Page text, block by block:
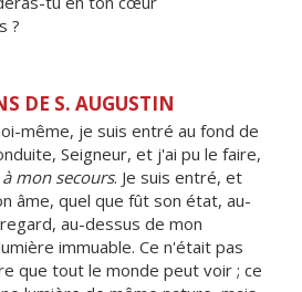
?
DE S. AUGUSTIN
même, je suis entré au fond de
Seigneur, et j'ai pu le faire,
mon secours. Je suis entré, et
âme, quel que fût son état, au-
au-dessus de mon
immuable. Ce n'était pas
que tout le monde peut voir ; ce